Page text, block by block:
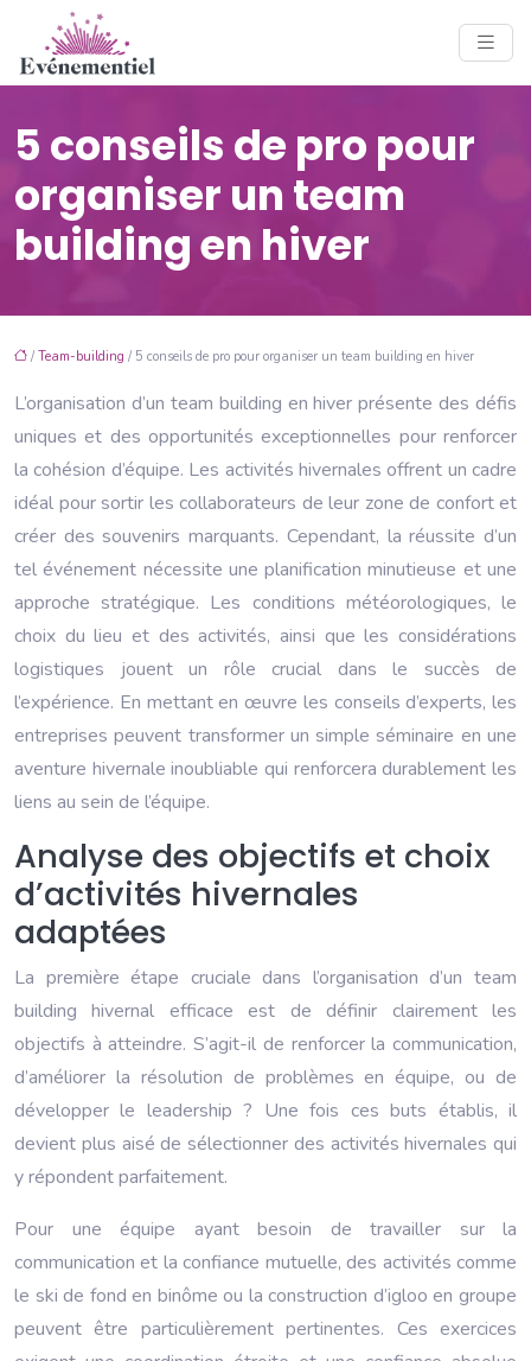
5 conseils de pro pour
organiser un team
building en hiver
/ Team-building / 5 conseils de pro pour organiser un team building en hiver
L’organisation d’un team building en hiver présente des défis
uniques et des opportunités exceptionnelles pour renforcer
la cohésion d’équipe. Les activités hivernales offrent un cadre
idéal pour sortir les collaborateurs de leur zone de confort et
créer des souvenirs marquants. Cependant, la réussite d’un
tel événement nécessite une planification minutieuse et une
approche stratégique. Les conditions météorologiques, le
choix du lieu et des activités, ainsi que les considérations
logistiques jouent un rôle crucial dans le succès de
l’expérience. En mettant en œuvre les conseils d’experts, les
entreprises peuvent transformer un simple séminaire en une
aventure hivernale inoubliable qui renforcera durablement les
liens au sein de l’équipe.
Analyse des objectifs et choix
d’activités hivernales
adaptées
La première étape cruciale dans l’organisation d’un team
building hivernal efficace est de définir clairement les
objectifs à atteindre. S’agit-il de renforcer la communication,
d’améliorer la résolution de problèmes en équipe, ou de
développer le leadership ? Une fois ces buts établis, il
devient plus aisé de sélectionner des activités hivernales qui
y répondent parfaitement.
Pour une équipe ayant besoin de travailler sur la
communication et la confiance mutuelle, des activités comme
le ski de fond en binôme ou la construction d’igloo en groupe
peuvent être particulièrement pertinentes. Ces exercices